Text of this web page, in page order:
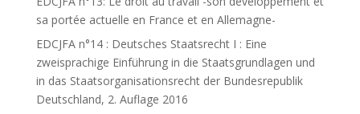
sa portée actuelle en France et en Allemagne-
EDCJFA n°14 : Deutsches Staatsrecht I : Eine
zweisprachige Einführung in die Staatsgrundlagen und
in das Staatsorganisationsrecht der Bundesrepublik
Deutschland, 2. Auflage 2016